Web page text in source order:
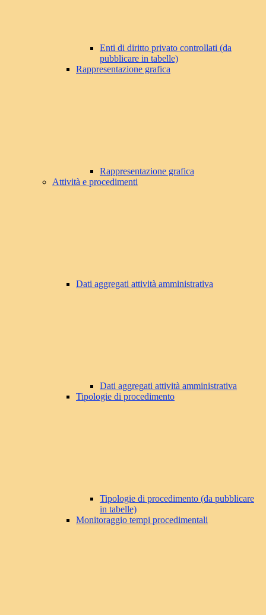
Enti di diritto privato controllati (da
pubblicare in tabelle)
Rappresentazione grafica
Rappresentazione grafica
Attività e procedimenti
Dati aggregati attività amministrativa
Dati aggregati attività amministrativa
Tipologie di procedimento
Tipologie di procedimento (da pubblicare
in tabelle)
Monitoraggio tempi procedimentali